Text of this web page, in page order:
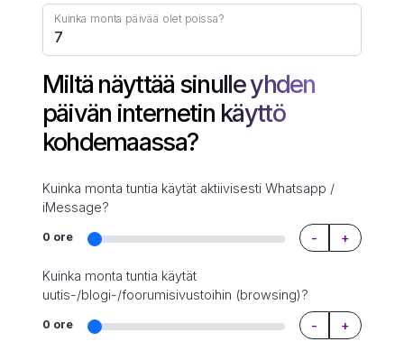
Kuinka monta päivää olet poissa?
Miltä näyttää sinulle yhden
päivän internetin käyttö
kohdemaassa?
Kuinka monta tuntia käytät aktiivisesti Whatsapp /
iMessage?
0 ore - +
Kuinka monta tuntia käytät
uutis-/blogi-/foorumisivustoihin (browsing)?
0 ore - +